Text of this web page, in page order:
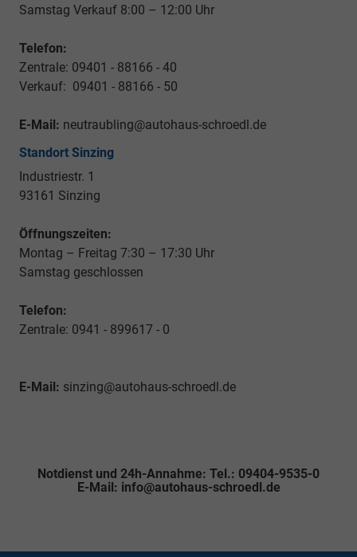
Samstag Verkauf 8:00 – 12:00 Uhr
Telefon:
Zentrale: 09401 - 88166 - 40
Verkauf: 09401 - 88166 - 50
E-Mail: neutraubling@autohaus-schroedl.de
Standort Sinzing
Industriestr. 1
93161 Sinzing
Öffnungszeiten:
Montag – Freitag 7:30 – 17:30 Uhr
Samstag geschlossen
Telefon:
Zentrale: 0941 - 899617 - 0
E-Mail: sinzing@autohaus-schroedl.de
Notdienst und 24h-Annahme: Tel.: 09404-9535-0
E-Mail: info@autohaus-schroedl.de